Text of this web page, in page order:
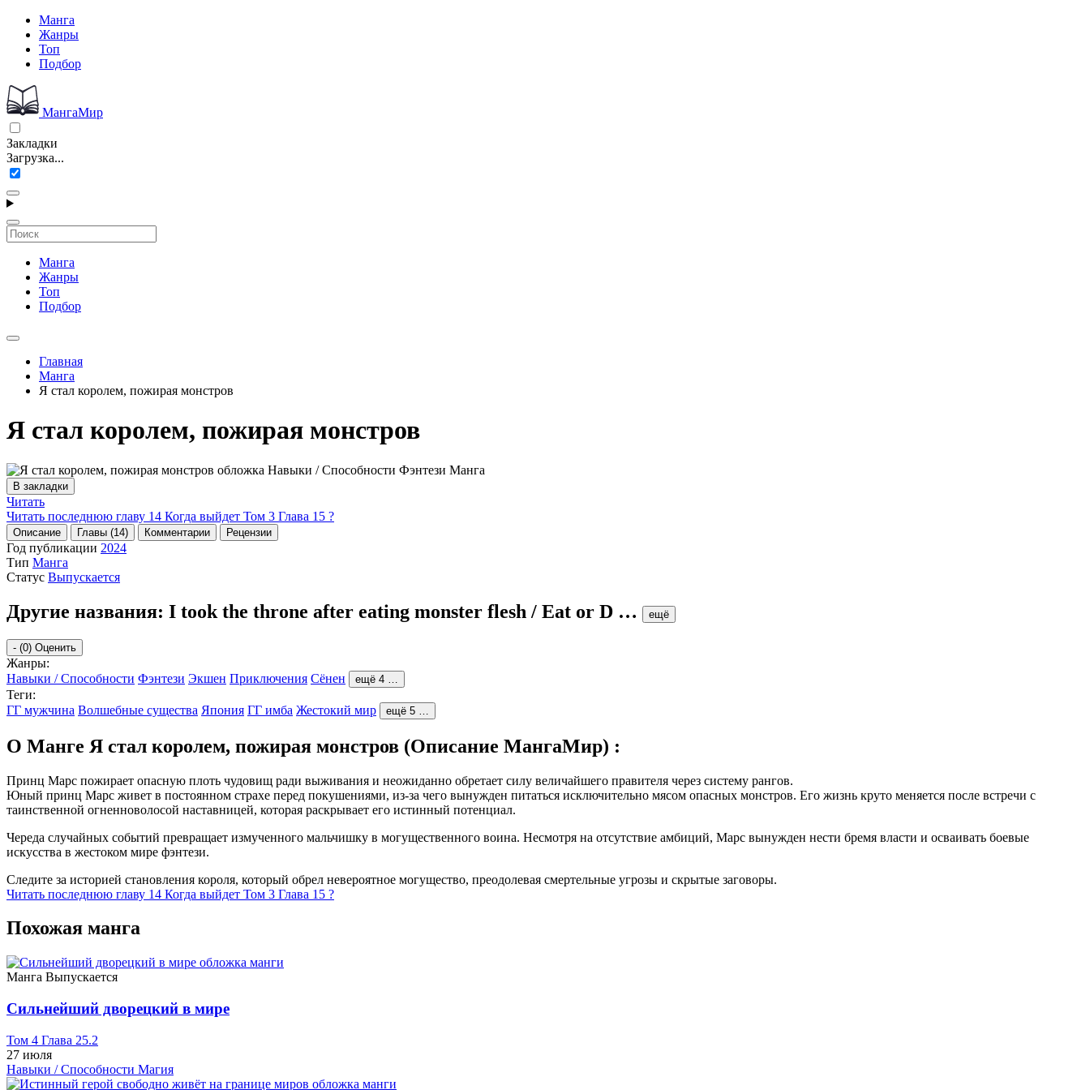
Манга
Жанры
Топ
Подбор
МангаМир
Закладки
Загрузка...
Манга
Жанры
Топ
Подбор
Главная
Манга
Я стал королем, пожирая монстров
Я стал королем, пожирая монстров
В закладки
Читать
Читать последнюю главу 14 Когда выйдет Том 3 Глава 15 ?
Описание Главы (14) Комментарии Рецензии
Год публикации 2024
Тип Манга
Статус Выпускается
Другие названия: I took the throne after eating monster flesh / Eat or D … ещё
- (0) Оценить
Жанры:
Навыки / Способности Фэнтези Экшен Приключения Сёнен ещё 4 …
Теги:
ГГ мужчина Волшебные существа Япония ГГ имба Жестокий мир ещё 5 …
О Манге Я стал королем, пожирая монстров (Описание МангаМир) :
Принц Марс пожирает опасную плоть чудовищ ради выживания и неожиданно обретает силу величайшего правителя через систему рангов.
Юный принц Марс живет в постоянном страхе перед покушениями, из-за чего вынужден питаться исключительно мясом опасных монстров. Его жизнь круто меняется после встречи с
таинственной огненноволосой наставницей, которая раскрывает его истинный потенциал.
Череда случайных событий превращает измученного мальчишку в могущественного воина. Несмотря на отсутствие амбиций, Марс вынужден нести бремя власти и осваивать боевые
искусства в жестоком мире фэнтези.
Следите за историей становления короля, который обрел невероятное могущество, преодолевая смертельные угрозы и скрытые заговоры.
Читать последнюю главу 14 Когда выйдет Том 3 Глава 15 ?
Похожая манга
Манга Выпускается
Сильнейший дворецкий в мире
Том 4 Глава 25.2
27 июля
Навыки / Способности Магия